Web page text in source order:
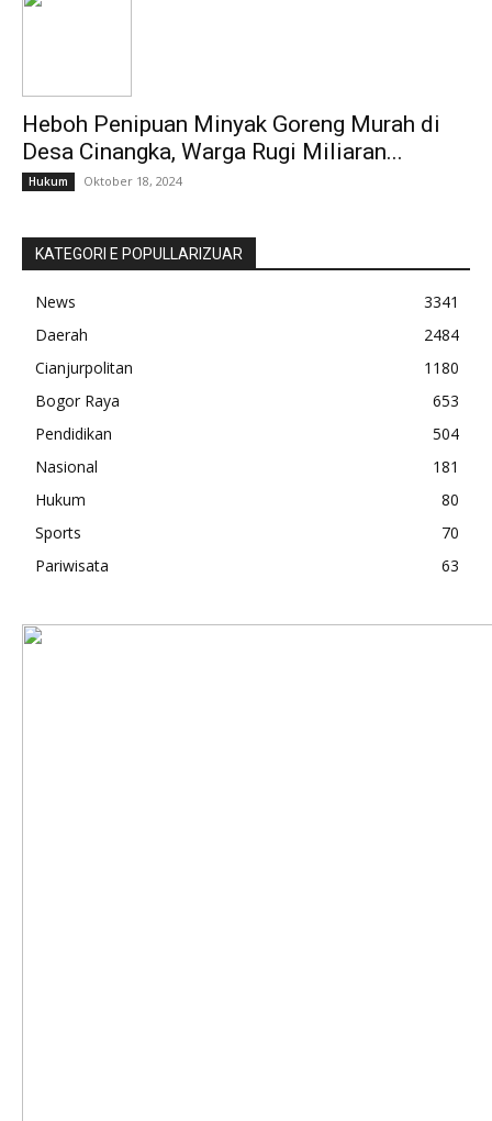
Heboh Penipuan Minyak Goreng Murah di
Desa Cinangka, Warga Rugi Miliaran...
Hukum Oktober 18, 2024
KATEGORI E POPULLARIZUAR
News
3341
Daerah
2484
Cianjurpolitan
1180
Bogor Raya
653
Pendidikan
504
Nasional
181
Hukum
80
Sports
70
Pariwisata
63